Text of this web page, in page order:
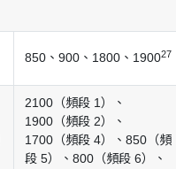
850、900、1800、190027
2100（頻段 1）、
1900（頻段 2）、
1700（頻段 4）、850（頻
段 5）、800（頻段 6）、